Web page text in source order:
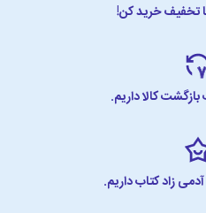
تخفیف خرید کن!
کالا داریم.
زاد کتاب داریم.